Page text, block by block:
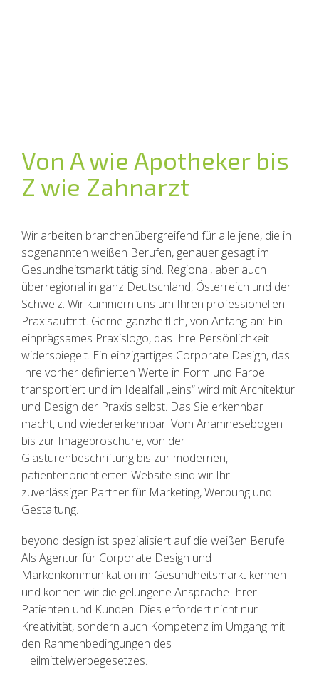
Von A wie Apotheker bis
Z wie Zahnarzt
Wir arbeiten branchenübergreifend für alle jene, die in
sogenannten weißen Berufen, genauer gesagt im
Gesundheitsmarkt tätig sind. Regional, aber auch
überregional in ganz Deutschland, Österreich und der
Schweiz. Wir kümmern uns um Ihren professionellen
Praxisauftritt. Gerne ganzheitlich, von Anfang an: Ein
einprägsames Praxislogo, das Ihre Persönlichkeit
widerspiegelt. Ein einzigartiges Corporate Design, das
Ihre vorher definierten Werte in Form und Farbe
transportiert und im Idealfall „eins“ wird mit Architektur
und Design der Praxis selbst. Das Sie erkennbar
macht, und wiedererkennbar! Vom Anamnesebogen
bis zur Imagebroschüre, von der
Glastürenbeschriftung bis zur modernen,
patientenorientierten Website sind wir Ihr
zuverlässiger Partner für Marketing, Werbung und
Gestaltung.
beyond design ist spezialisiert auf die weißen Berufe.
Als Agentur für Corporate Design und
Markenkommunikation im Gesundheitsmarkt kennen
und können wir die gelungene Ansprache Ihrer
Patienten und Kunden. Dies erfordert nicht nur
Kreativität, sondern auch Kompetenz im Umgang mit
den Rahmenbedingungen des
Heilmittelwerbegesetzes.